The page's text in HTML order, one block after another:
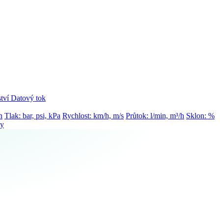
Datový tok
Tlak: bar, psi, kPa Rychlost: km/h, m/s Průtok: l/min, m³/h Sklon: %